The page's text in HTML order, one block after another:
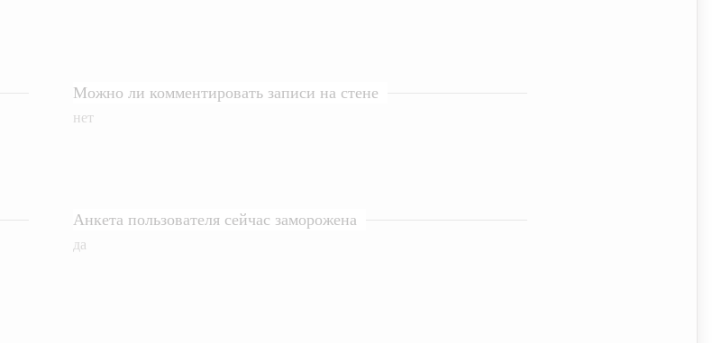
Можно ли комментировать записи на стене
нет
Анкета пользователя сейчас заморожена
да